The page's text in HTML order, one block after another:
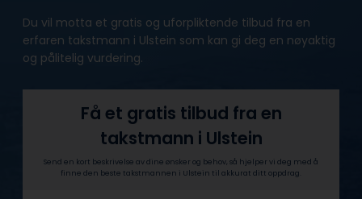
Du vil motta et gratis og uforpliktende tilbud fra en
erfaren takstmann i Ulstein som kan gi deg en nøyaktig
og pålitelig vurdering.
Få et gratis tilbud fra en
takstmann i Ulstein
Send en kort beskrivelse av dine ønsker og behov, så hjelper vi deg med å
finne den beste takstmannen i Ulstein til akkurat ditt oppdrag.